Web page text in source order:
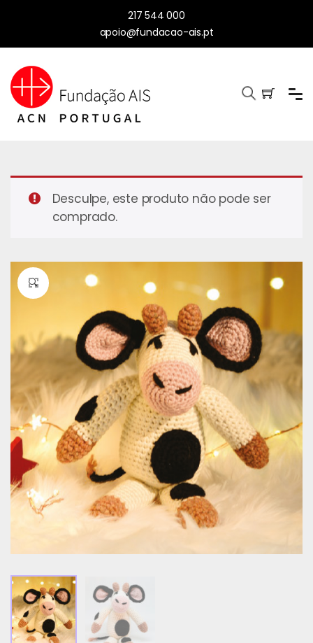
217 544 000
apoio@fundacao-ais.pt
Desculpe, este produto não pode ser
comprado.
🔍